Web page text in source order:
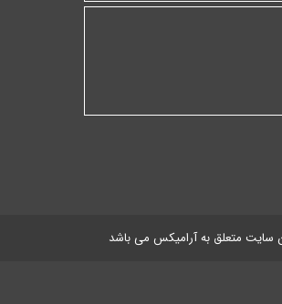
سایت متعلق به آرامیکس می باشد